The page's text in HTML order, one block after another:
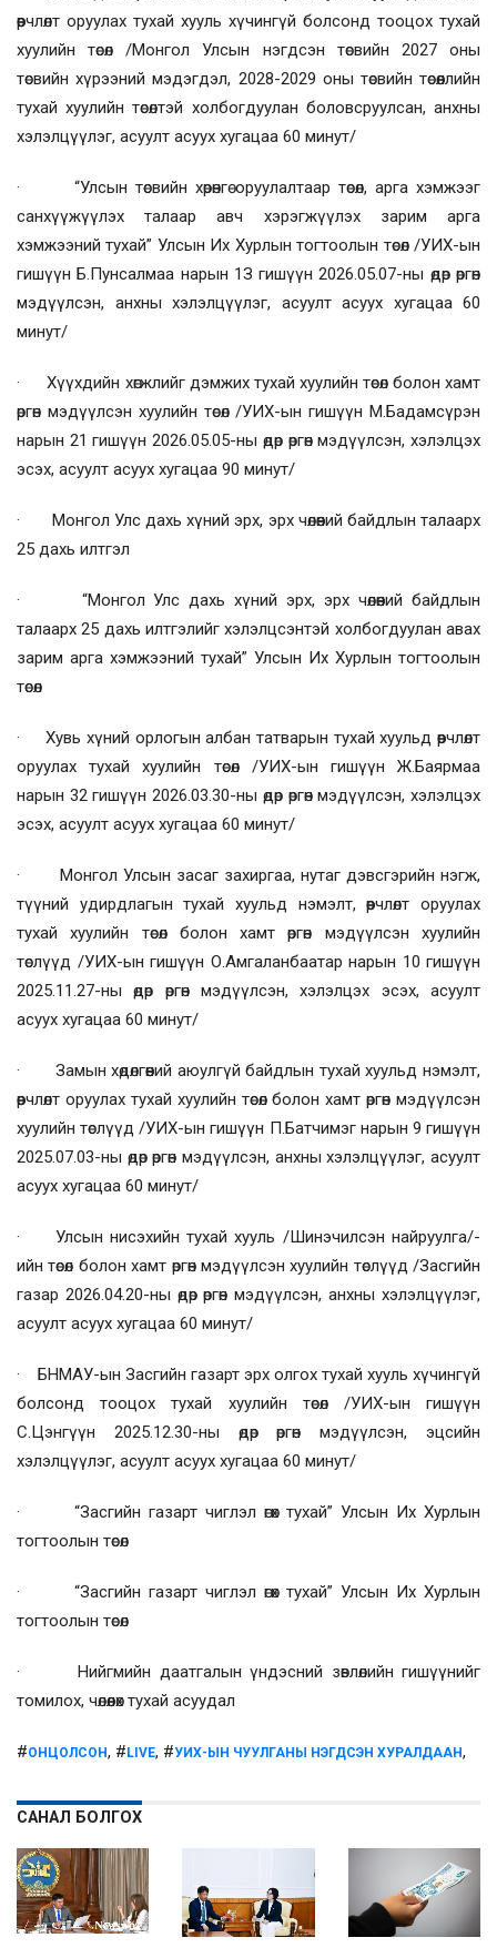
өөрчлөлт оруулах тухай хууль хүчингүй болсонд тооцох тухай
хуулийн төсөл /Монгол Улсын нэгдсэн төсвийн 2027 оны
төсвийн хүрээний мэдэгдэл, 2028-2029 оны төсвийн төсөөллийн
тухай хуулийн төсөлтэй холбогдуулан боловсруулсан, анхны
хэлэлцүүлэг, асуулт асуух хугацаа 60 минут/
· “Улсын төсвийн хөрөнгө оруулалтаар төсөл, арга хэмжээг
санхүүжүүлэх талаар авч хэрэгжүүлэх зарим арга
хэмжээний тухай” Улсын Их Хурлын тогтоолын төсөл /УИХ-ын
гишүүн Б.Пунсалмаа нарын 1З гишүүн 2026.05.07-ны өдөр өргөн
мэдүүлсэн, анхны хэлэлцүүлэг, асуулт асуух хугацаа 60
минут/
· Хүүхдийн хөгжлийг дэмжих тухай хуулийн төсөл болон хамт
өргөн мэдүүлсэн хуулийн төсөл /УИХ-ын гишүүн М.Бадамсүрэн
нарын 21 гишүүн 2026.05.05-ны өдөр өргөн мэдүүлсэн, хэлэлцэх
эсэх, асуулт асуух хугацаа 90 минут/
· Монгол Улс дахь хүний эрх, эрх чөлөөний байдлын талаарх
25 дахь илтгэл
· “Монгол Улс дахь хүний эрх, эрх чөлөөний байдлын
талаарх 25 дахь илтгэлийг хэлэлцсэнтэй холбогдуулан авах
зарим арга хэмжээний тухай” Улсын Их Хурлын тогтоолын
төсөл
· Хувь хүний орлогын албан татварын тухай хуульд өөрчлөлт
оруулах тухай хуулийн төсөл /УИХ-ын гишүүн Ж.Баярмаа
нарын 32 гишүүн 2026.03.30-ны өдөр өргөн мэдүүлсэн, хэлэлцэх
эсэх, асуулт асуух хугацаа 60 минут/
· Монгол Улсын засаг захиргаа, нутаг дэвсгэрийн нэгж,
түүний удирдлагын тухай хуульд нэмэлт, өөрчлөлт оруулах
тухай хуулийн төсөл болон хамт өргөн мэдүүлсэн хуулийн
төслүүд /УИХ-ын гишүүн О.Амгаланбаатар нарын 10 гишүүн
2025.11.27-ны өдөр өргөн мэдүүлсэн, хэлэлцэх эсэх, асуулт
асуух хугацаа 60 минут/
· Замын хөдөлгөөний аюулгүй байдлын тухай хуульд нэмэлт,
өөрчлөлт оруулах тухай хуулийн төсөл болон хамт өргөн мэдүүлсэн
хуулийн төслүүд /УИХ-ын гишүүн П.Батчимэг нарын 9 гишүүн
2025.07.03-ны өдөр өргөн мэдүүлсэн, анхны хэлэлцүүлэг, асуулт
асуух хугацаа 60 минут/
· Улсын нисэхийн тухай хууль /Шинэчилсэн найруулга/-
ийн төсөл болон хамт өргөн мэдүүлсэн хуулийн төслүүд /Засгийн
газар 2026.04.20-ны өдөр өргөн мэдүүлсэн, анхны хэлэлцүүлэг,
асуулт асуух хугацаа 60 минут/
· БНМАУ-ын Засгийн газарт эрх олгох тухай хууль хүчингүй
болсонд тооцох тухай хуулийн төсөл /УИХ-ын гишүүн
С.Цэнгүүн 2025.12.30-ны өдөр өргөн мэдүүлсэн, эцсийн
хэлэлцүүлэг, асуулт асуух хугацаа 60 минут/
· “Засгийн газарт чиглэл өгөх тухай” Улсын Их Хурлын
тогтоолын төсөл
· “Засгийн газарт чиглэл өгөх тухай” Улсын Их Хурлын
тогтоолын төсөл
· Нийгмийн даатгалын үндэсний зөвлөлийн гишүүнийг
томилох, чөлөөлөх тухай асуудал
#ОНЦОЛСОН, # LIVE, #УИХ-ЫН ЧУУЛГАНЫ НЭГДСЭН ХУРАЛДААН,
САНАЛ БОЛГОХ